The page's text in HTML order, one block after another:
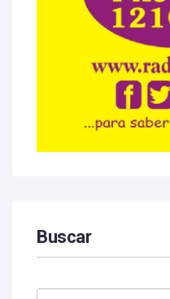
Buscar